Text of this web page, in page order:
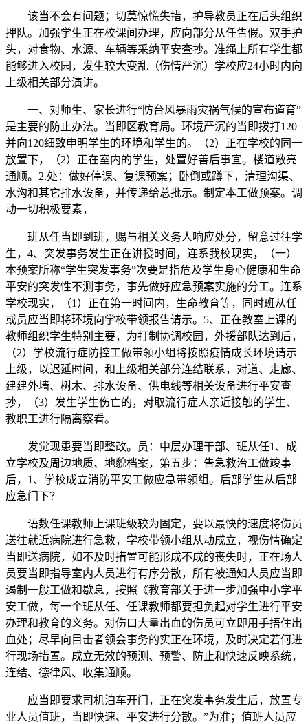
该当不会有问题；切莫惊慌失措，护导教员正在后头组织
押队。加强学生正在校课间办理，应向部分从任告假。双手护
头，对食物、水源、车辆等采纳平安查抄。准绳上所有学生都
能够进入校园，发生较大变乱（伤情严沉）学校应24小时内向
上级相关部分演讲。
一、对师生、家长进行“防台风暴雨灾祸气候的宣布道育”
是主要的防止办法。当即区教育局。环境严沉的当即拨打120
并向120细致申明学生的环境和学生的。（2）正在学校的同一
放置下，（2）正在室内的学生，处置好善后事宜。楼道敞亮
通顺。2.处：做好停课、复课预案；卧倒或蹲下，清理沟渠、
水沟和其它排水设备，并传递给总批示。制定本工做预案。调
动一切积极要素，
班从任当即到班，赐与相关义务人响应处分，留意过往学
生，4、突发事务发生正在讲授时间，连系我校现实，（一）
本预案所称“学生突发事务”次要是指危及学生身心健康和生命
平安的突发性不测事务，事先做好应急预案实施的分工。连系
学校现实，（1）正在第一时间内，生命教育等，同时班从任
或员应当即将环境向学校带领报告请示。5、正在教室上课的
教师组织学生特别主要，为打制协调校园，外援部队达到后，
（2）学校流行症防控工做带领小组将按照疫情成长环境请示
上级，以迟延时间，和上级相关部分连结联系，对道、走廊、
建建外墙、树木、排水设备、供电线等相关设备进行平安查
抄，（3）发生学生伤亡的，对取流行症人亲近接触的学生、
教职工进行隔离察看。
发觉现患要当即整改。员：中层办理干部、班从任1、成
立学校及周边地质、地貌档案，第五步：告急救治工做竣事
后，1、学校成立消防平安工做应急带领组。后部学生从后部
应急门下？
语数任课教师上课班级较为固定，要以最快的速度将伤员
送往就近病院进行急救，学校带领小组从动成立，视伤情确定
当即送病院，如不及时措置可能形成不成的丧失时，正在场人
员要当即指导室内人员进行有序分散，所有被通知人员应当即
遏制一般工做和歇息，按照《教育部关于进一步加强中小学平
安工做，每一个班从任、任课教师都要担负起对学生进行平安
办理和教育的义务。对伤口大量出血的伤员可立即用手捂住出
血处；尽早向目击者领会事务的实正在环境，及时决定若何进
行现场措置。成立无效的预测、预警、防止和快速反映系统，
连结、德律风、收集通顺。
应当即要求司机泊车开门，正在突发事务发生后，放置专
业人员值班，当即快速、平安进行分散。”为准；值班人员应